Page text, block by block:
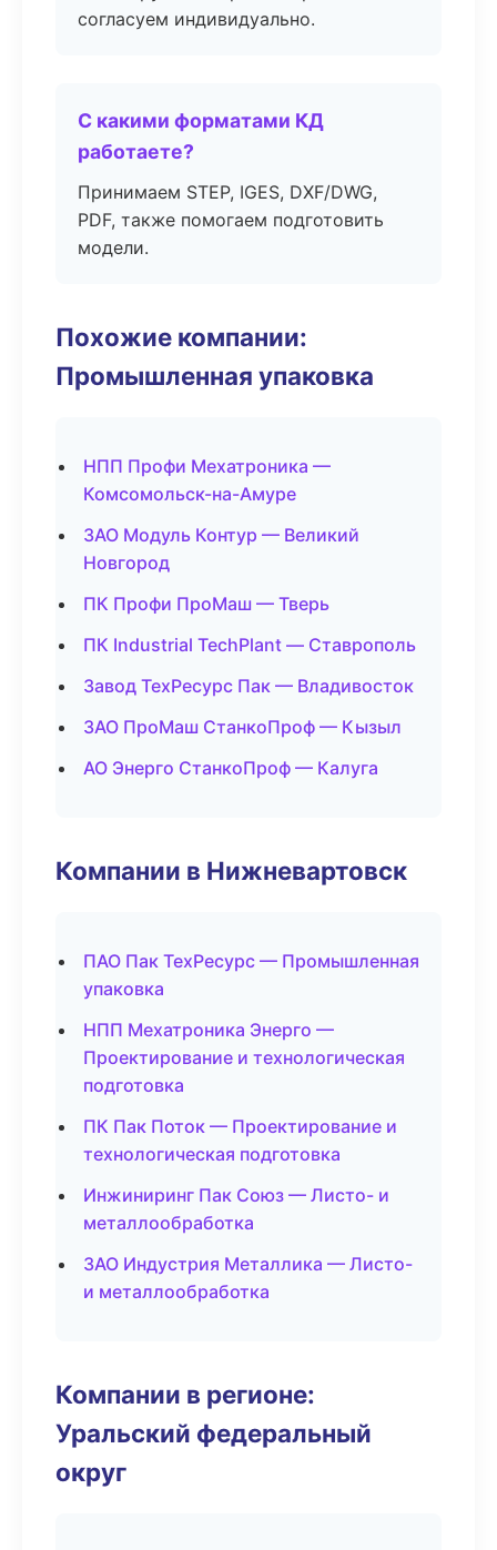
согласуем индивидуально.
С какими форматами КД
работаете?
Принимаем STEP, IGES, DXF/DWG,
PDF, также помогаем подготовить
модели.
Похожие компании:
Промышленная упаковка
НПП Профи Мехатроника —
Комсомольск-на-Амуре
ЗАО Модуль Контур — Великий
Новгород
ПК Профи ПроМаш — Тверь
ПК Industrial TechPlant — Ставрополь
Завод ТехРесурс Пак — Владивосток
ЗАО ПроМаш СтанкоПроф — Кызыл
АО Энерго СтанкоПроф — Калуга
Компании в Нижневартовск
ПАО Пак ТехРесурс — Промышленная
упаковка
НПП Мехатроника Энерго —
Проектирование и технологическая
подготовка
ПК Пак Поток — Проектирование и
технологическая подготовка
Инжиниринг Пак Союз — Листо- и
металлообработка
ЗАО Индустрия Металлика — Листо-
и металлообработка
Компании в регионе:
Уральский федеральный
округ